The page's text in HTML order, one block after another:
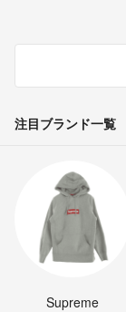
注目ブランド一覧
Supreme